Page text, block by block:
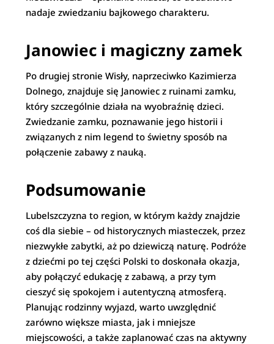
nadaje zwiedzaniu bajkowego charakteru.
Janowiec i magiczny zamek
Po drugiej stronie Wisły, naprzeciwko Kazimierza
Dolnego, znajduje się Janowiec z ruinami zamku,
który szczególnie działa na wyobraźnię dzieci.
Zwiedzanie zamku, poznawanie jego historii i
związanych z nim legend to świetny sposób na
połączenie zabawy z nauką.
Podsumowanie
Lubelszczyzna to region, w którym każdy znajdzie
coś dla siebie – od historycznych miasteczek, przez
niezwykłe zabytki, aż po dziewiczą naturę. Podróże
z dziećmi po tej części Polski to doskonała okazja,
aby połączyć edukację z zabawą, a przy tym
cieszyć się spokojem i autentyczną atmosferą.
Planując rodzinny wyjazd, warto uwzględnić
zarówno większe miasta, jak i mniejsze
miejscowości, a także zaplanować czas na aktywny